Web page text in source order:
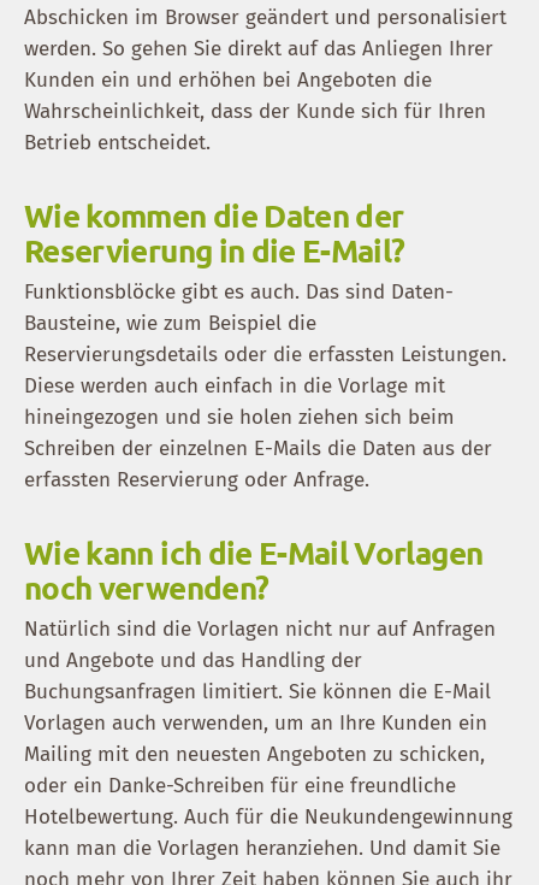
Abschicken im Browser geändert und personalisiert
werden. So gehen Sie direkt auf das Anliegen Ihrer
Kunden ein und erhöhen bei Angeboten die
Wahrscheinlichkeit, dass der Kunde sich für Ihren
Betrieb entscheidet.
Wie kommen die Daten der
Reservierung in die E-Mail?
Funktionsblöcke gibt es auch. Das sind Daten-
Bausteine, wie zum Beispiel die
Reservierungsdetails oder die erfassten Leistungen.
Diese werden auch einfach in die Vorlage mit
hineingezogen und sie holen ziehen sich beim
Schreiben der einzelnen E-Mails die Daten aus der
erfassten Reservierung oder Anfrage.
Wie kann ich die E-Mail Vorlagen
noch verwenden?
Natürlich sind die Vorlagen nicht nur auf Anfragen
und Angebote und das Handling der
Buchungsanfragen limitiert. Sie können die E-Mail
Vorlagen auch verwenden, um an Ihre Kunden ein
Mailing mit den neuesten Angeboten zu schicken,
oder ein Danke-Schreiben für eine freundliche
Hotelbewertung. Auch für die Neukundengewinnung
kann man die Vorlagen heranziehen. Und damit Sie
noch mehr von Ihrer Zeit haben können Sie auch ihr